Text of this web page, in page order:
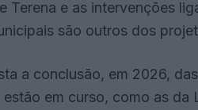
e as intervenções
são outros dos
a conclusão, em 2026,
em curso, como as